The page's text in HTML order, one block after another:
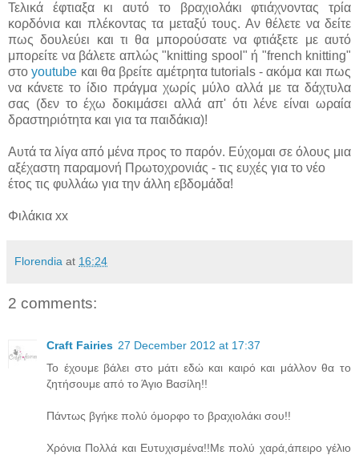
Τελικά έφτιαξα κι αυτό το βραχιολάκι φτιάχνοντας τρία
κορδόνια και πλέκοντας τα μεταξύ τους. Αν θέλετε να δείτε
πως δουλεύει και τι θα μπορούσατε να φτιάξετε με αυτό
μπορείτε να βάλετε απλώς "knitting spool" ή "french knitting"
στοyoutube και θα βρείτε αμέτρητα tutorials - ακόμα και πως
να κάνετε το ίδιο πράγμα χωρίς μύλο αλλά με τα δάχτυλα
σας (δεν το έχω δοκιμάσει αλλά απ' ότι λένε είναι ωραία
δραστηριότητα και για τα παιδάκια)!
Αυτά τα λίγα από μένα προς το παρόν. Εύχομαι σε όλους μια
αξέχαστη παραμονή Πρωτοχρονιάς - τις ευχές για το νέο
έτος τις φυλλάω για την άλλη εβδομάδα!
Φιλάκια xx
Florendia at 16:24
2 comments:
Craft Fairies 27 December 2012 at 17:37
Το έχουμε βάλει στο μάτι εδώ και καιρό και μάλλον θα το
ζητήσουμε από το Άγιο Βασίλη!!
Πάντως βγήκε πολύ όμορφο το βραχιολάκι σου!!
Χρόνια Πολλά και Ευτυχισμένα!!Με πολύ χαρά,άπειρο γέλιο